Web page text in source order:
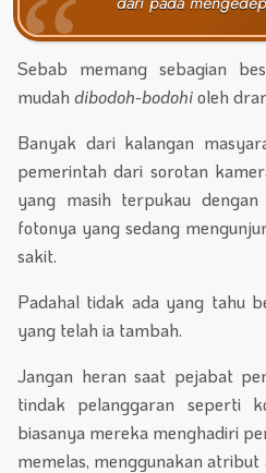
Sebab memang sebagian
mudah dibodoh-bodohioleh
Banyak dari kalangan
pemerintah dari sorotan
yang masih terpukau
fotonya yang sedang
sakit.
Padahal tidak ada yang tahu
yang telah ia tambah.
Jangan heran saat pejabat
tindak pelanggaran seperti
biasanya mereka menghadiri
memelas, menggunakan